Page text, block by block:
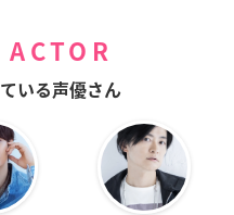
いる声優さん